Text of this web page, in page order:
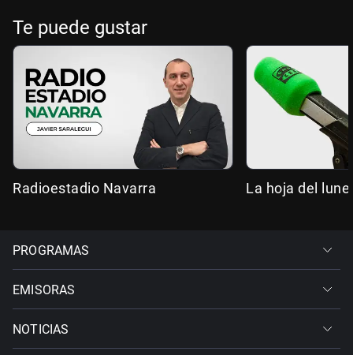
Te puede gustar
Radioestadio Navarra La hoja del
PROGRAMAS
EMISORAS
NOTICIAS